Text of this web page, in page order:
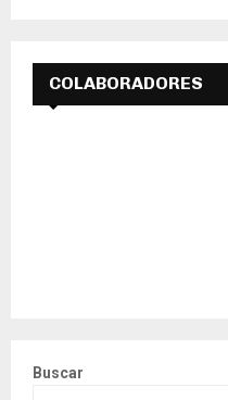
COLABORADORES
Buscar